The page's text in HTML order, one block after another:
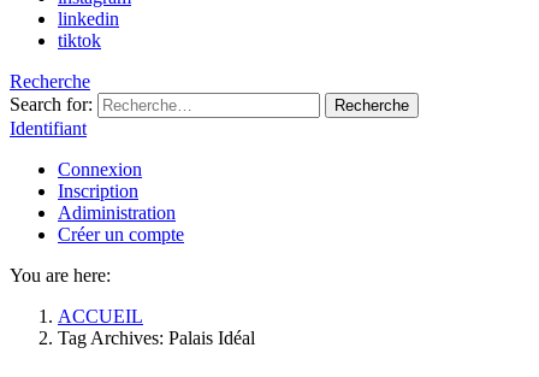
linkedin
tiktok
Recherche
Search for:
Recherche
Identifiant
Connexion
Inscription
Adiministration
Créer un compte
You are here:
ACCUEIL
Tag Archives: Palais Idéal